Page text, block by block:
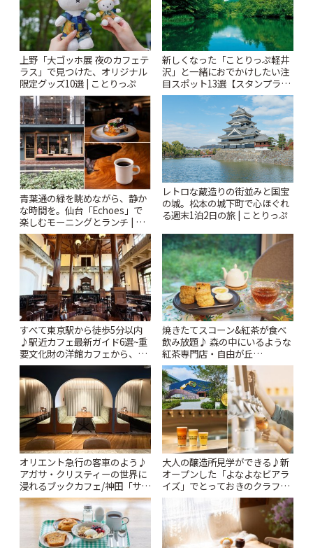
上野「大ゴッホ展 夜のカフェテ
ラス」で見つけた、オリジナル
限定グッズ10選 | ことりっぷ
新しくなった「ことりっぷ軽井
沢」と一緒におでかけしたい注
目スポット13選【スタンプラリ
ー開催中】 | ことりっぷ
青葉通の緑を眺めながら、静か
な時間を。仙台「Echoes」で
楽しむモーニングとランチ | こ
とりっぷ
レトロな蔵造りの街並みと国宝
の城。松本の城下町で心ほぐれ
る週末1泊2日の旅 | ことりっぷ
すべて東京駅から徒歩5分以内
♪駅近カフェ最新ガイド6選~重
要文化財の洋館カフェから、改
札すぐのレトロ喫茶まで~ | こと
りっぷ
焼きたてスコーン&紅茶が食べ
飲み放題♪ 森の中にいるような
紅茶専門店・自由が丘
「YOTSUBA TEA」でのんびり
時間 | ことりっぷ
オリエント急行の客車のよう♪
アガサ・クリスティーの世界に
浸れるブックカフェ/神田「サロ
ンクリスティ」 | ことりっぷ
大人の醸造所見学ができる♪新
オープンした「よなよなビアラ
イズ」でとっておきのクラフト
ビール体験 | ことりっぷ